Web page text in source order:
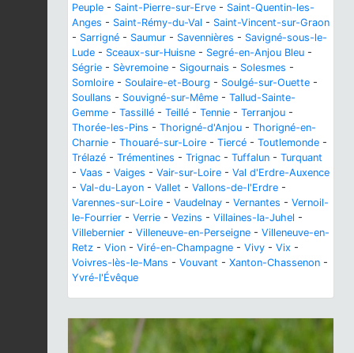
Peuple - Saint-Pierre-sur-Erve - Saint-Quentin-les-
Anges - Saint-Rémy-du-Val - Saint-Vincent-sur-Graon
- Sarrigné - Saumur - Savennières - Savigné-sous-le-
Lude - Sceaux-sur-Huisne - Segré-en-Anjou Bleu -
Ségrie - Sèvremoine - Sigournais - Solesmes -
Somloire - Soulaire-et-Bourg - Soulgé-sur-Ouette -
Soullans - Souvigné-sur-Même - Tallud-Sainte-
Gemme - Tassillé - Teillé - Tennie - Terranjou -
Thorée-les-Pins - Thorigné-d'Anjou - Thorigné-en-
Charnie - Thouaré-sur-Loire - Tiercé - Toutlemonde -
Trélazé - Trémentines - Trignac - Tuffalun - Turquant
- Vaas - Vaiges - Vair-sur-Loire - Val d'Erdre-Auxence
- Val-du-Layon - Vallet - Vallons-de-l'Erdre -
Varennes-sur-Loire - Vaudelnay - Vernantes - Vernoil-
le-Fourrier - Verrie - Vezins - Villaines-la-Juhel -
Villebernier - Villeneuve-en-Perseigne - Villeneuve-en-
Retz - Vion - Viré-en-Champagne - Vivy - Vix -
Voivres-lès-le-Mans - Vouvant - Xanton-Chassenon -
Yvré-l'Évêque